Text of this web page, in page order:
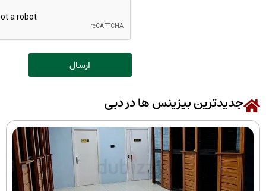
بیزینس ها در دبی